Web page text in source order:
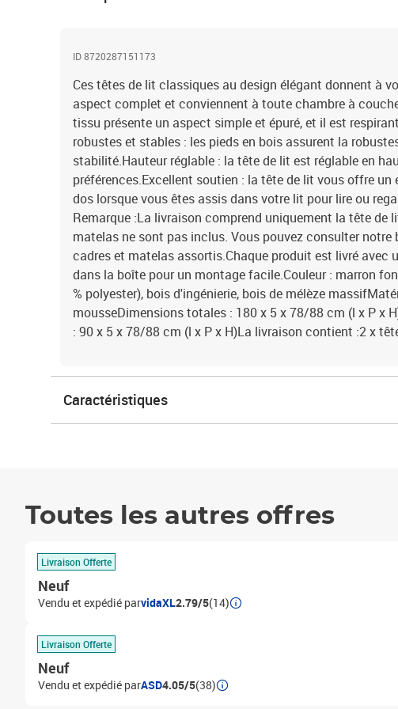
ID 8720287151173
Ces têtes de lit classiques au design élégant donnent à
aspect complet et conviennent à toute chambre à
tissu présente un aspect simple et épuré, et il est
robustes et stables : les pieds en bois assurent la
stabilité.Hauteur réglable : la tête de lit est réglable en
préférences.Excellent soutien : la tête de lit vous offre un
dos lorsque vous êtes assis dans votre lit pour lire ou
Remarque :La livraison comprend uniquement la tête de
matelas ne sont pas inclus. Vous pouvez consulter notre
cadres et matelas assortis.Chaque produit est livré avec
dans la boîte pour un montage facile.Couleur : marron
% polyester), bois d'ingénierie, bois de mélèze
mousseDimensions totales : 180 x 5 x 78/88 cm (l x P x
: 90 x 5 x 78/88 cm (l x P x H)La livraison contient :2 x
Caractéristiques
Toutes les autres offres
Livraison Offerte
Neuf
Vendu et expédié parvidaXL2.79/5(14)
Livraison Offerte
Neuf
Vendu et expédié parASD4.05/5(38)